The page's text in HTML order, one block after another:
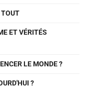
TOUT
ET VÉRITÉS
LE MONDE ?
?